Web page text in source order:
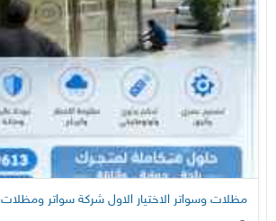
مظلات وسواتر الاختيار الاول شركة سواتر ومظلات